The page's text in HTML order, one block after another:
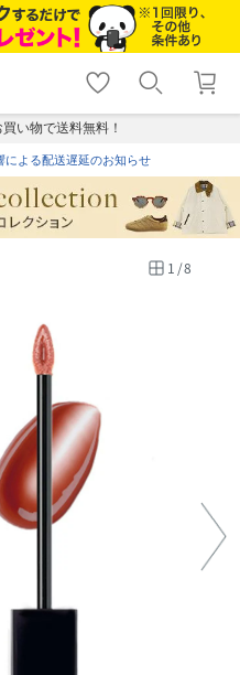
shopping_cart lock_outline
ログイン
い物で送料無料！
よる配送遅延のお知らせ
1 /8